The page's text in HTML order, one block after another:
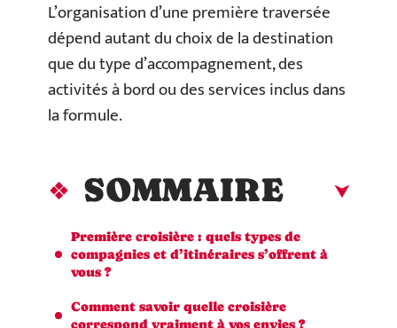
L’organisation d’une première traversée
dépend autant du choix de la destination
que du type d’accompagnement, des
activités à bord ou des services inclus dans
la formule.
SOMMAIRE
Première croisière : quels types de
compagnies et d’itinéraires s’offrent à
vous ?
Comment savoir quelle croisière
correspond vraiment à vos envies ?